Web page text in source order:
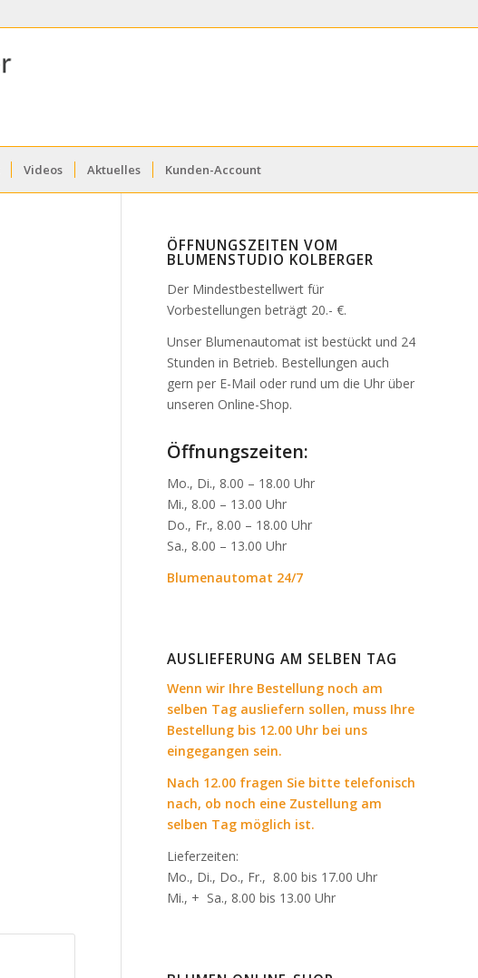
Videos Aktuelles Kunden-Account
ÖFFNUNGSZEITEN VOM
BLUMENSTUDIO KOLBERGER
Der Mindestbestellwert für
Vorbestellungen beträgt 20.- €.
Unser Blumenautomat ist bestückt und 24
Stunden in Betrieb. Bestellungen auch
gern per E-Mail oder rund um die Uhr über
unseren Online-Shop.
Öffnungszeiten:
Mo., Di., 8.00 – 18.00 Uhr
Mi., 8.00 – 13.00 Uhr
Do., Fr., 8.00 – 18.00 Uhr
Sa., 8.00 – 13.00 Uhr
Blumenautomat 24/7
AUSLIEFERUNG AM SELBEN TAG
Wenn wir Ihre Bestellung noch am
selben Tag ausliefern sollen, muss Ihre
Bestellung bis 12.00 Uhr bei uns
eingegangen sein.
Nach 12.00 fragen Sie bitte telefonisch
nach, ob noch eine Zustellung am
selben Tag möglich ist.
Lieferzeiten:
Mo., Di., Do., Fr., 8.00 bis 17.00 Uhr
Mi., + Sa., 8.00 bis 13.00 Uhr